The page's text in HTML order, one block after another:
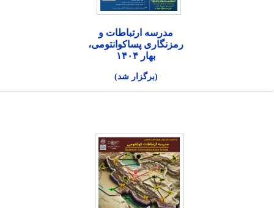
مدرسه ارتباطات و
رمزنگاری پساکوانتومی،
بهار ۱۴۰۴
(برگزار شد)